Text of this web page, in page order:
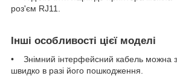
роз'єм RJ11.
Інші особливості цієї моделі
• Знімний інтерфейсний кабель можна
швидко в разі його пошкодження.